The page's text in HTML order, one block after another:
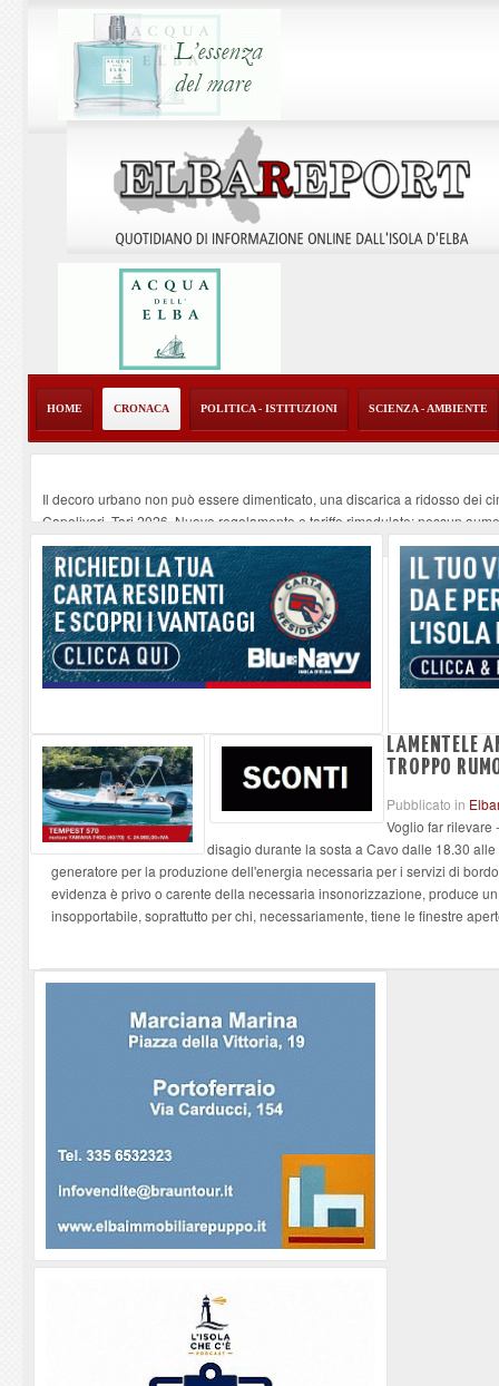
HOME CRONACA POLITICA - ISTITUZIONI SCIENZA - AMBIENTE
Il decoro urbano non può essere dimenticato, una discarica a ridosso dei
Capoliveri, Tari 2026. Nuovo regolamento e tariffe rimodulate: nessun
Quando la sanità funziona: il ringraziamento di un paziente a medici e
“Un paese, una storia”, Capoliveri racconta Capoliveri-
10-08-2026
Tutto esaurito a Marciana per Eros degli Elba Music Awards
-10-08-2026
LAMENTELE
TROPPO
Pubblicato in
Voglio far
disagio durante la sosta a Cavo dalle 18.30
generatore per la produzione dell'energia necessaria per i servizi di
evidenza è privo o carente della necessaria insonorizzazione, produce
insopportabile, soprattutto per chi, necessariamente, tiene le finestre